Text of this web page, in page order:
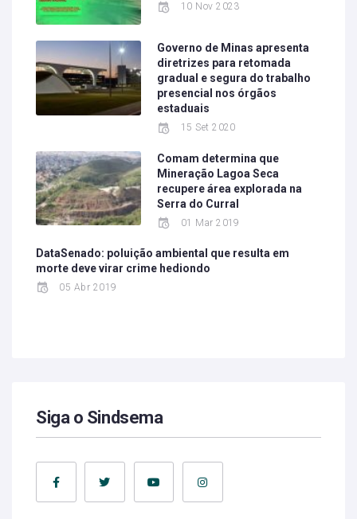
10 Nov 2023
Governo de Minas apresenta
diretrizes para retomada
gradual e segura do trabalho
presencial nos órgãos
estaduais
15 Set 2020
Comam determina que
Mineração Lagoa Seca
recupere área explorada na
Serra do Curral
01 Mar 2019
DataSenado: poluição ambiental que resulta em
morte deve virar crime hediondo
05 Abr 2019
Siga o Sindsema